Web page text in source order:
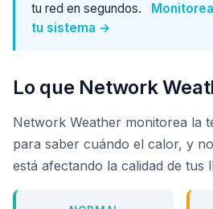
tu red en segundos.
tu sistema →
Lo que Network
Network Weather monitorea la
para saber cuándo el calor, y
está afectando la calidad de tus